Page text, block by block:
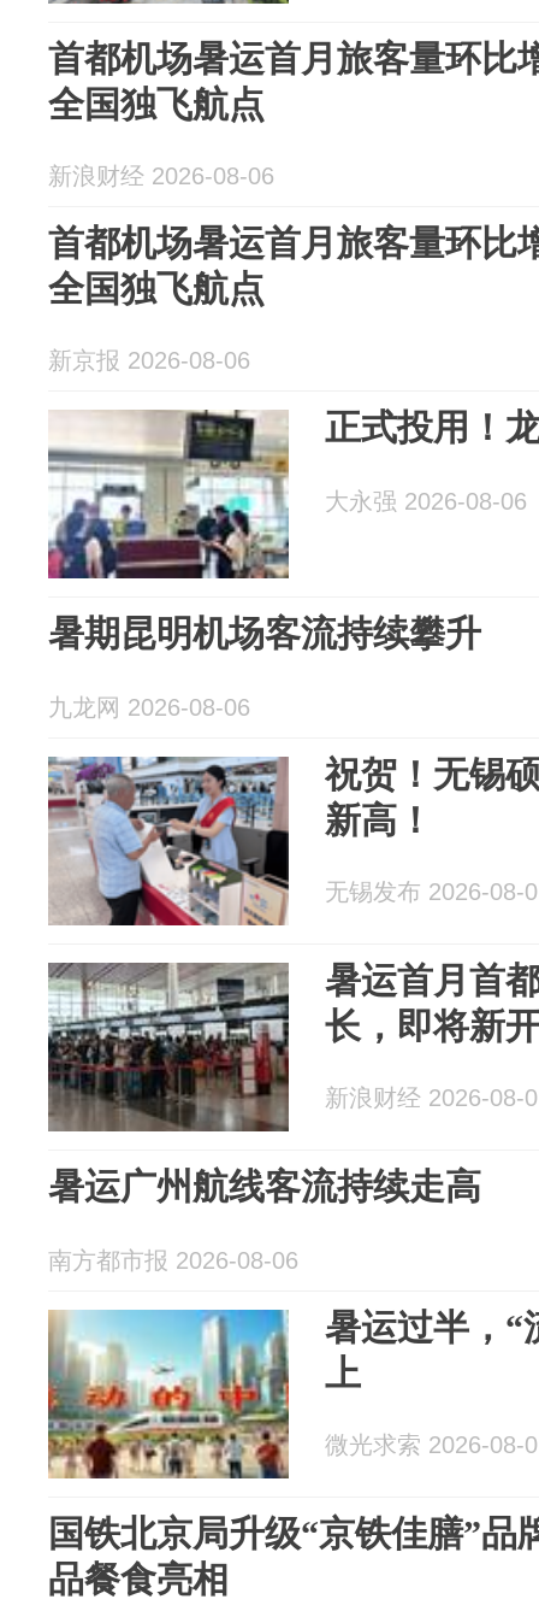
首都机场暑运首月旅客量环比
全国独飞航点
新浪财经 2026-08-06
首都机场暑运首月旅客量环比
全国独飞航点
新京报 2026-08-06
正式投用！
大永强 2026-08-06
暑期昆明机场客流持续攀升
九龙网 2026-08-06
祝贺！无锡
新高！
无锡发布 2026-08-
暑运首月首
长，即将新
新浪财经 2026-08-
暑运广州航线客流持续走高
南方都市报 2026-08-06
暑运过半，“
上
微光求索 2026-08-
国铁北京局升级“京铁佳膳”品
品餐食亮相